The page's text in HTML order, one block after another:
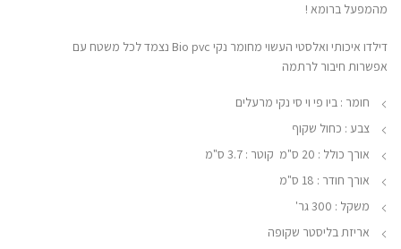
מהמפעל ברומא !
דילדו איכותי ואלסטי העשוי מחומר נקי Bio pvc נצמד לכל משטח עם
אפשרות חיבור לרתמה
חומר : ביו פי וי סי נקי מרעלים
צבע : כחול שקוף
אורך כולל : 20 ס"מ קוטר : 3.7 ס"מ
אורך חודר : 18 ס"מ
משקל : 300 גר'
אריזת בליסטר שקופה